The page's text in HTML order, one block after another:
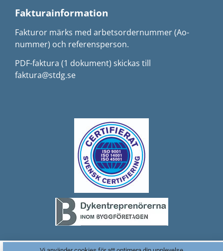
Fakturainformation
Fakturor märks med arbetsordernummer (Ao-
nummer) och referensperson.
PDF-faktura (1 dokument) skickas till
faktura@stdg.se